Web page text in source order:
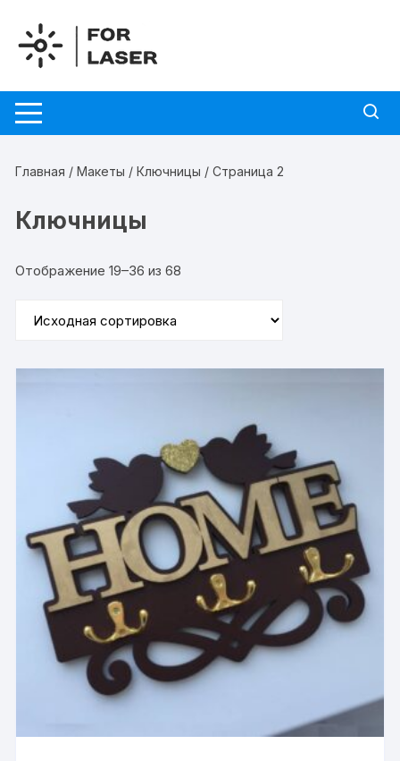
содержимому
Главная /Макеты /Ключницы / Страница 2
Ключницы
Отображение 19–36 из 68